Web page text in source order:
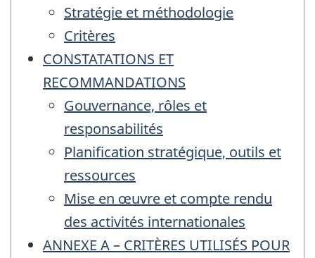
Stratégie et méthodologie
Critères
CONSTATATIONS ET
RECOMMANDATIONS
Gouvernance, rôles et
responsabilités
Planification stratégique, outils et
ressources
Mise en œuvre et compte rendu
des activités internationales
ANNEXE A – CRITÈRES UTILISÉS POUR